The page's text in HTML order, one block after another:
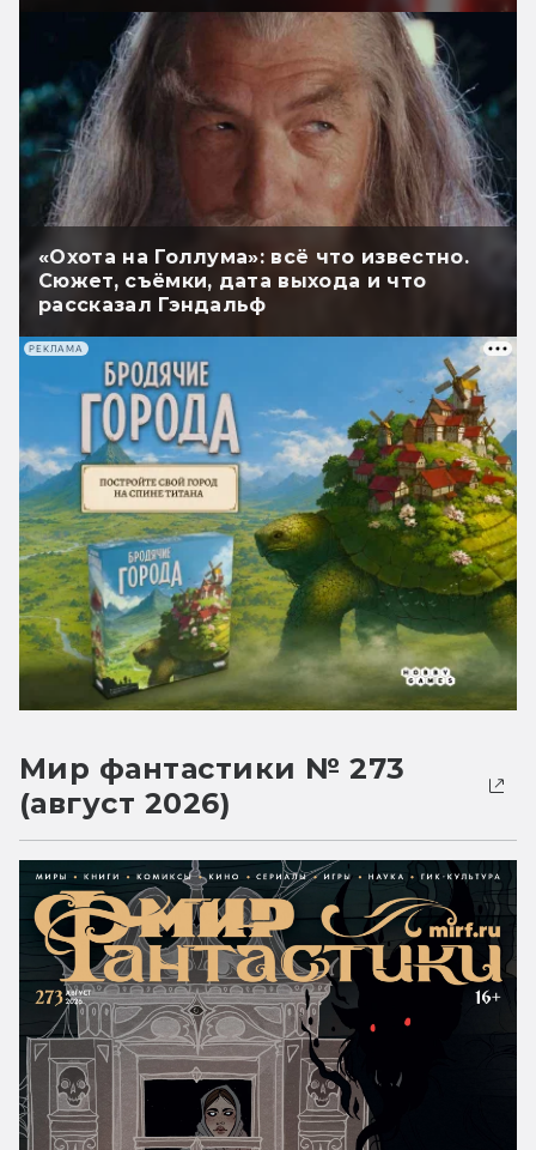
«Охота на Голлума»: всё что известно.
Сюжет, съёмки, дата выхода и что
рассказал Гэндальф
РЕКЛАМА
Мир фантастики № 273
(август 2026)